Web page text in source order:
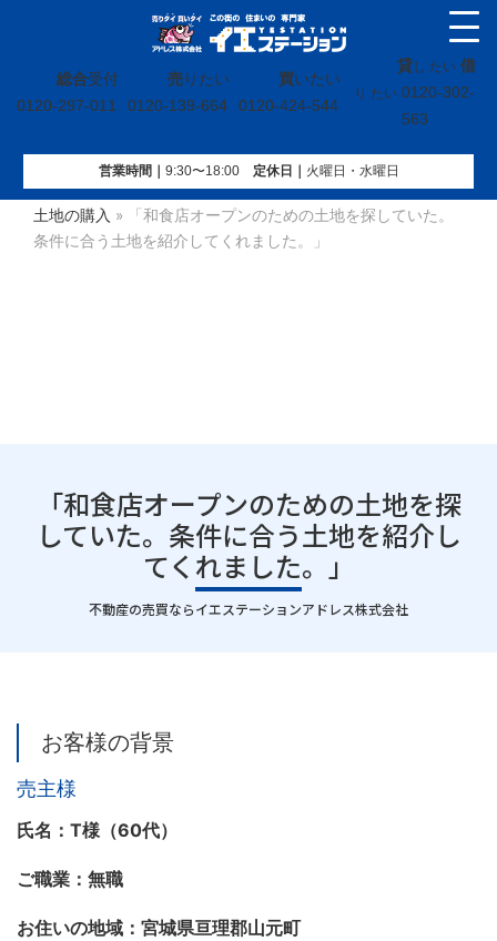
総合受付
0120-297-011
売りたい
0120-139-664
買いたい
0120-424-544
貸し たい 借
り たい 0120-302-
563
営業時間｜ 9:30〜18:00定休⽇｜ 火曜⽇・水曜⽇
イエステーション»お客様の事例»買いたいお客様の事例»
土地の購入 »
「和食店オープンのための土地を探していた。
条件に合う土地を紹介してくれました。」
「和食店オープンのための土地を探
していた。条件に合う土地を紹介し
てくれました。」
｜
不動産の売買ならイエステーションアドレス株式会社
お客様の背景
売主様
氏名：T様（60代）
ご職業：無職
お住いの地域：宮城県亘理郡山元町